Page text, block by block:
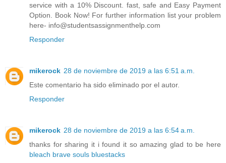
service with a 10% Discount. fast, safe and Easy Payment
Option. Book Now! For further information list your problem
here- info@studentsassignmenthelp.com
Responder
mikerock 28 de noviembre de 2019 a las 6:51 a.m.
Este comentario ha sido eliminado por el autor.
Responder
mikerock 28 de noviembre de 2019 a las 6:54 a.m.
thanks for sharing it i found it so amazing glad to be here
bleach brave souls bluestacks